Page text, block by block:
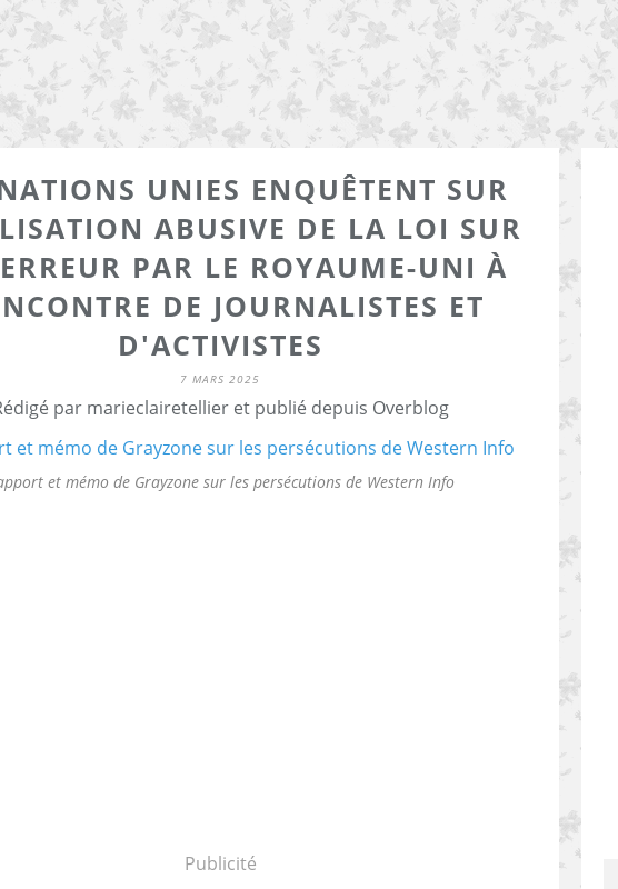
UNIES ENQUÊTENT SUR
ABUSIVE DE LA LOI SUR
PAR LE ROYAUME-UNI À
DE JOURNALISTES ET
D'ACTIVISTES
7 MARS 2025
par marieclairetellier et publié depuis Overblog
et mémo de Grayzone sur les persécutions de Western Info
Publicité